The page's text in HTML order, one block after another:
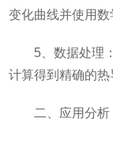
变化曲线并使用数
5、数据处理：
计算得到精确的热
二、应用分析